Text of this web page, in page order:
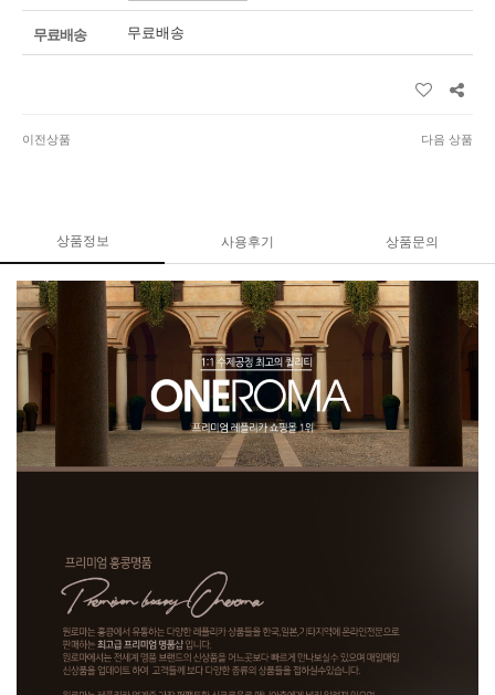
무료배송 무료배송
이전상품 다음 상품
상품정보 사용후기 상품문의